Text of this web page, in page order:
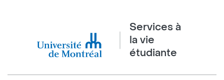
Services à
la vie
étudiante